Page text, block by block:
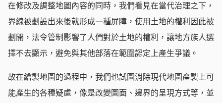
在修改及調整地圖內容的同時，我們看見在當代治理之下，
界線被劃設出來後就形成一種屏障，使用土地的權利因此被
劃開，法令管制影響了人們對於土地的權利，讓地方族人選
擇不去顯示，避免與其他部落在範圍認定上產生爭議。
故在繪製地圖的過程中，我們也試圖消除現代地圖產製上可
能產生的各種疑慮，像是改變圖面、邊界的呈現方式等，並